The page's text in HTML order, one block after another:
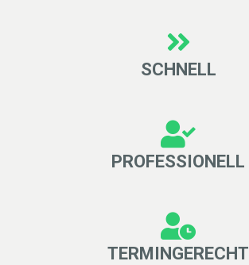
SCHNELL
PROFESSIONELL
TERMINGERECHT